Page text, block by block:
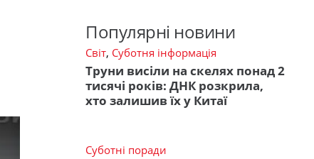
Популярні новини
Світ, Суботня інформація
Труни висіли на скелях понад 2
тисячі років: ДНК розкрила,
хто залишив їх у Китаї
Суботні поради